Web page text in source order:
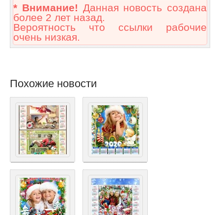
* Внимание! Данная новость создана
более 2 лет назад.
Вероятность что ссылки рабочие
очень низкая.
Похожие новости